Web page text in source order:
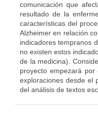
comunicación que
resultado de la
características del
Alzheimer en relación
indicadores tempranos
no existen estos
de la medicina).
proyecto empezará
exploraciones desde el
del análisis de textos